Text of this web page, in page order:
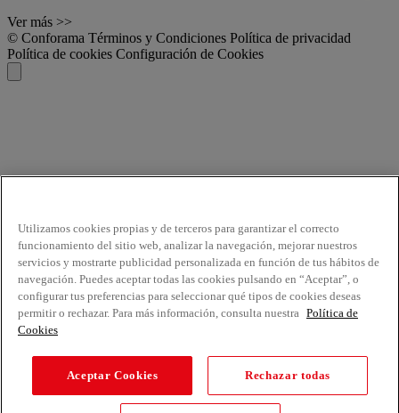
Ver más >>
© Conforama Términos y Condiciones Política de privacidad
Política de cookies Configuración de Cookies
Utilizamos cookies propias y de terceros para garantizar el correcto
funcionamiento del sitio web, analizar la navegación, mejorar nuestros
servicios y mostrarte publicidad personalizada en función de tus hábitos de
navegación. Puedes aceptar todas las cookies pulsando en “Aceptar”, o
configurar tus preferencias para seleccionar qué tipos de cookies deseas
permitir o rechazar. Para más información, consulta nuestra Política de
Cookies
Aceptar Cookies Rechazar todas